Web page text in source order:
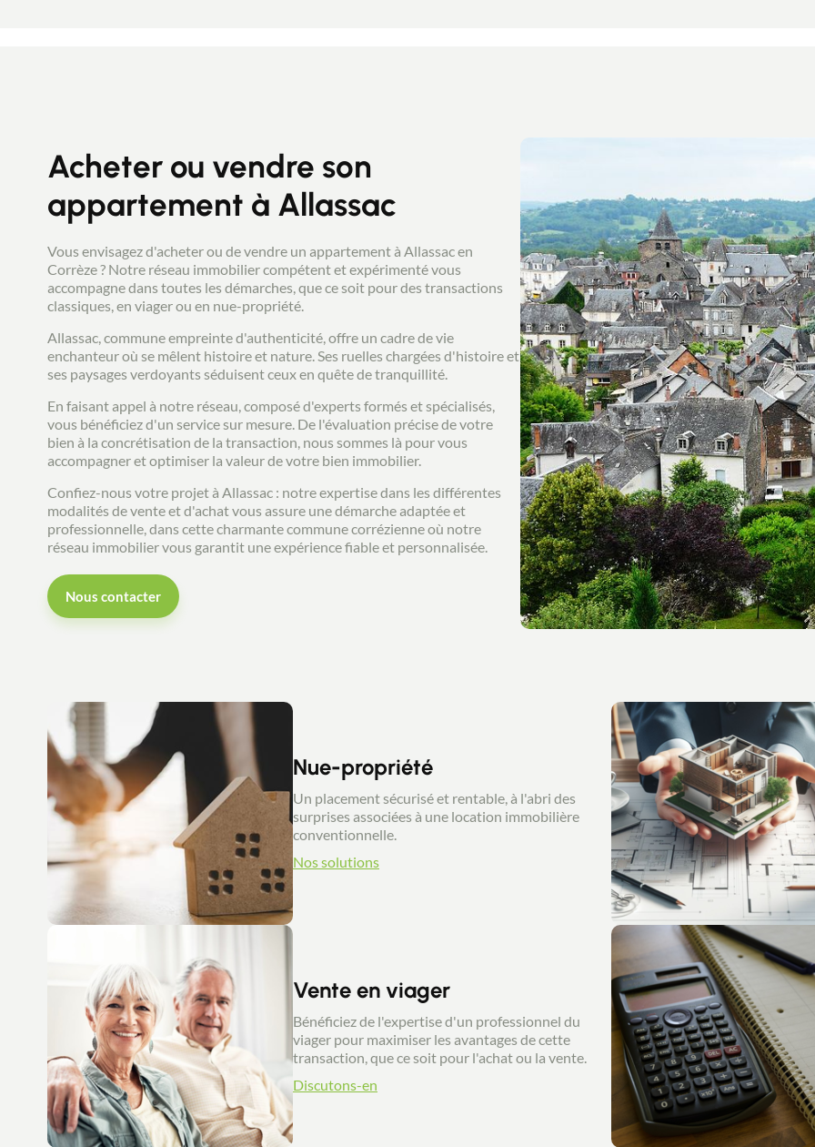
Acheter ou vendre son
appartement à Allassac
Vous envisagez d'acheter ou de vendre un appartement à Allassac en
Corrèze ? Notre réseau immobilier compétent et expérimenté vous
accompagne dans toutes les démarches, que ce soit pour des transactions
classiques, en viager ou en nue-propriété.
Allassac, commune empreinte d'authenticité, offre un cadre de vie
enchanteur où se mêlent histoire et nature. Ses ruelles chargées d'histoire et
ses paysages verdoyants séduisent ceux en quête de tranquillité.
En faisant appel à notre réseau, composé d'experts formés et spécialisés,
vous bénéficiez d'un service sur mesure. De l'évaluation précise de votre
bien à la concrétisation de la transaction, nous sommes là pour vous
accompagner et optimiser la valeur de votre bien immobilier.
Confiez-nous votre projet à Allassac : notre expertise dans les différentes
modalités de vente et d'achat vous assure une démarche adaptée et
professionnelle, dans cette charmante commune corrézienne où notre
réseau immobilier vous garantit une expérience fiable et personnalisée.
Nous contacter
Nue-propriété
Un placement sécurisé et rentable, à l'abri des
surprises associées à une location immobilière
conventionnelle.
Nos solutions
Vente en viager
Bénéficiez de l'expertise d'un professionnel du
viager pour maximiser les avantages de cette
transaction, que ce soit pour l'achat ou la vente.
Discutons-en